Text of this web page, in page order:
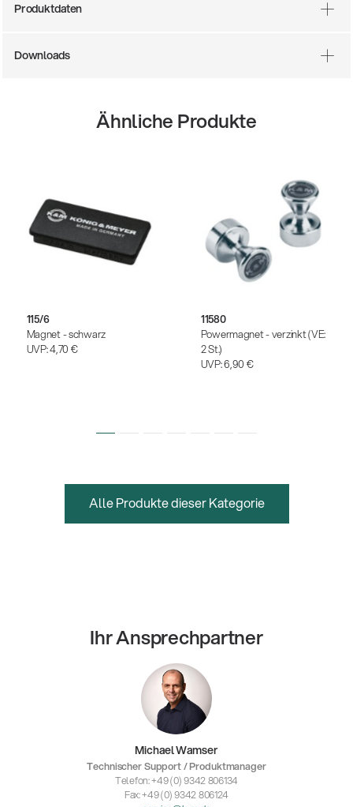
14766-000-55
Produktdaten
Downloads
Ähnliche Produkte
115/6
Magnet - schwarz
UVP:4,70 €
11580
Powermagnet - verzinkt (VE:
2 St.)
UVP:6,90 €
Alle Produkte dieser Kategorie
Ihr Ansprechpartner
Michael Wamser
Technischer Support / Produktmanager
Telefon: +49 (0) 9342 806134
Fax: +49 (0) 9342 806124